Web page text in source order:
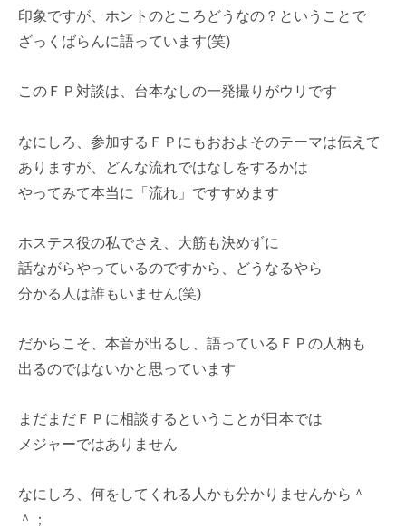
印象ですが、ホントのところどうなの？ということで
ざっくばらんに語っています(笑)
このＦＰ対談は、台本なしの一発撮りがウリです
なにしろ、参加するＦＰにもおおよそのテーマは伝えて
ありますが、どんな流れではなしをするかは
やってみて本当に「流れ」ですすめます
ホステス役の私でさえ、大筋も決めずに
話ながらやっているのですから、どうなるやら
分かる人は誰もいません(笑)
だからこそ、本音が出るし、語っているＦＰの人柄も
出るのではないかと思っています
まだまだＦＰに相談するということが日本では
メジャーではありません
なにしろ、何をしてくれる人かも分かりませんから＾
＾；